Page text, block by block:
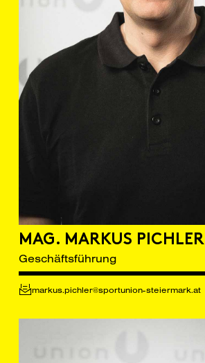
MAG. MARKUS PICHLER
Geschäftsführung
markus.pichler@sportunion-steiermark.at